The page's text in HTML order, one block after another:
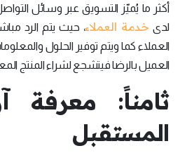
أكثر ما يُميّز التسويق عبر وسائل
لدى خدمة العملاء، حيث يتم الرد
العملاء كما ويتم توفير الحلول
العميل بالرضا فيتشجع لشراء المنتج
ثامناً: معرفة
المستقبل